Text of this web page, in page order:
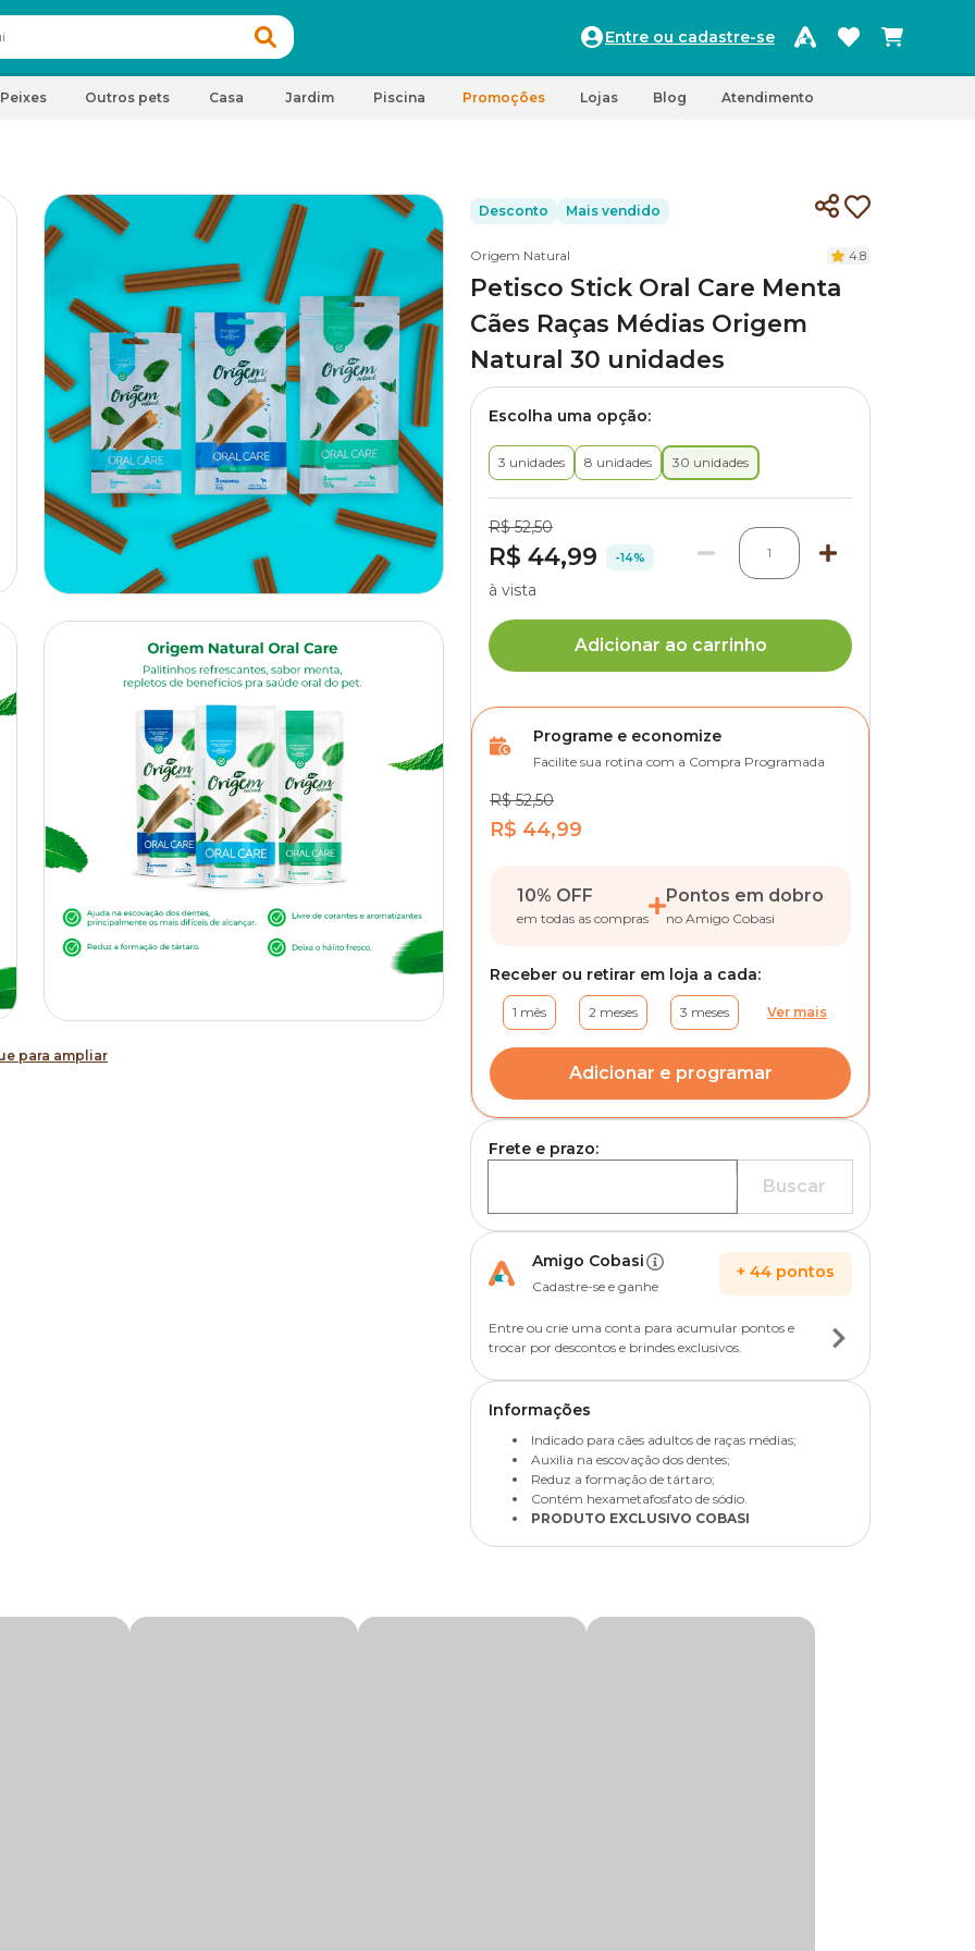
Entre ou cadastre-se
Peixes Outros pets Casa Jardim Piscina Promoções Lojas Blog Atendimento
para ampliar
Desconto Mais vendido
Origem Natural 4.8
Petisco Stick Oral Care Menta
Cães Raças Médias Origem
Natural 30 unidades
Escolha uma opção:
3 unidades 8 unidades 30 unidades
R$ 52,50
R$ 44,99 -14% 1
à vista
Adicionar ao carrinho
Programe e economize
Facilite sua rotina com a Compra Programada
R$ 52,50
R$ 44,99
10% OFF
em todas as compras
Pontos em dobro
no Amigo Cobasi
Receber ou retirar em loja a cada:
1 mês 2 meses 3 meses Ver mais
Adicionar e programar
Frete e prazo:
Buscar
Amigo Cobasi
Cadastre-se e ganhe
+ 44 pontos
Entre ou crie uma conta para acumular pontos e
trocar por descontos e brindes exclusivos.
Informações
Indicado para cães adultos de raças médias;
Auxilia na escovação dos dentes;
Reduz a formação de tártaro;
Contém hexametafosfato de sódio.
PRODUTO EXCLUSIVO COBASI